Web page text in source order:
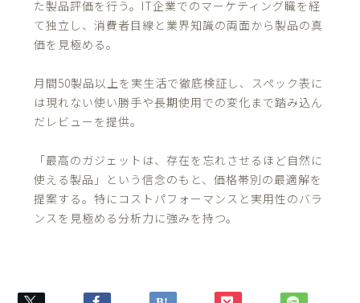
た製品評価を行う。IT企業でのマーケティング職を経
て独立し、消費者目線と業界知識の両面から製品の真
価を見極める。
月間50製品以上を実生活で徹底検証し、スペック表に
は現れない使い勝手や長期使用での変化まで踏み込ん
だレビューを提供。
「最高のガジェットは、存在を忘れさせるほど自然に
使える製品」という信念のもと、価格帯別の最適解を
提案する。特にコストパフォーマンスと実用性のバラ
ンスを見極める分析力に強みを持つ。